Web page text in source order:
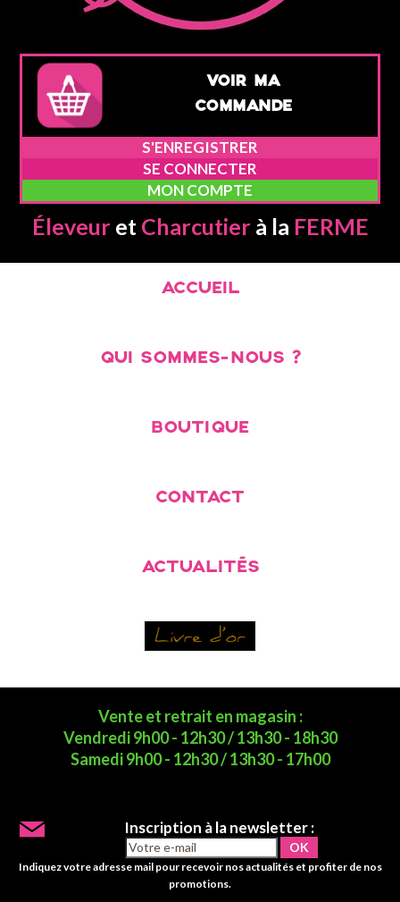
VOIR MA
COMMANDE
S'ENREGISTRER
SE CONNECTER
MON COMPTE
Éleveuret Charcutierà la FERME
ACCUEIL
QUI SOMMES-NOUS ?
BOUTIQUE
CONTACT
ACTUALITÉS
Vente et retrait en magasin :
Vendredi 9h00 - 12h30 / 13h30 - 18h30
Samedi 9h00 - 12h30 / 13h30 - 17h00
Inscription à la newsletter :
Indiquez votre adresse mail pour recevoir nos actualités et profiter de nos
promotions.